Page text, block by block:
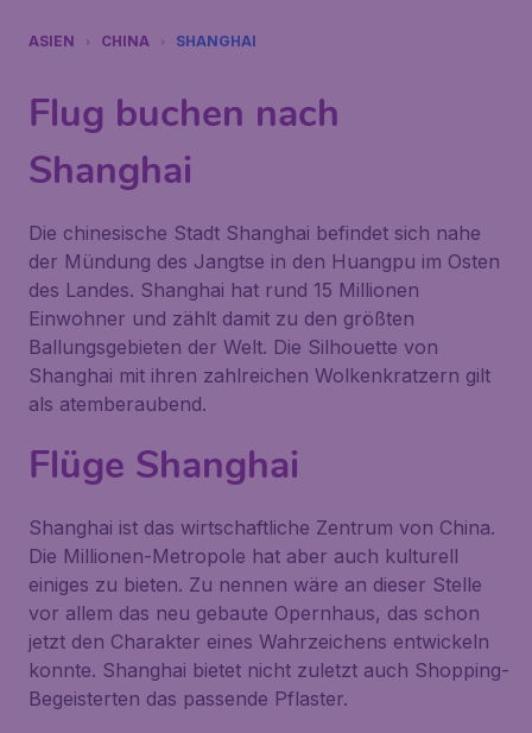
ASIEN CHINA SHANGHAI
Flug buchen nach
Shanghai
Die chinesische Stadt Shanghai befindet sich nahe
der Mündung des Jangtse in den Huangpu im Osten
des Landes. Shanghai hat rund 15 Millionen
Einwohner und zählt damit zu den größten
Ballungsgebieten der Welt. Die Silhouette von
Shanghai mit ihren zahlreichen Wolkenkratzern gilt
als atemberaubend.
Flüge Shanghai
Shanghai ist das wirtschaftliche Zentrum von China.
Die Millionen-Metropole hat aber auch kulturell
einiges zu bieten. Zu nennen wäre an dieser Stelle
vor allem das neu gebaute Opernhaus, das schon
jetzt den Charakter eines Wahrzeichens entwickeln
konnte. Shanghai bietet nicht zuletzt auch Shopping-
Begeisterten das passende Pflaster.